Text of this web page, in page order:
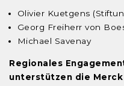
Olivier Kuetgens
Georg Freiherr von
Michael Savenay
Regionales
unterstützen die